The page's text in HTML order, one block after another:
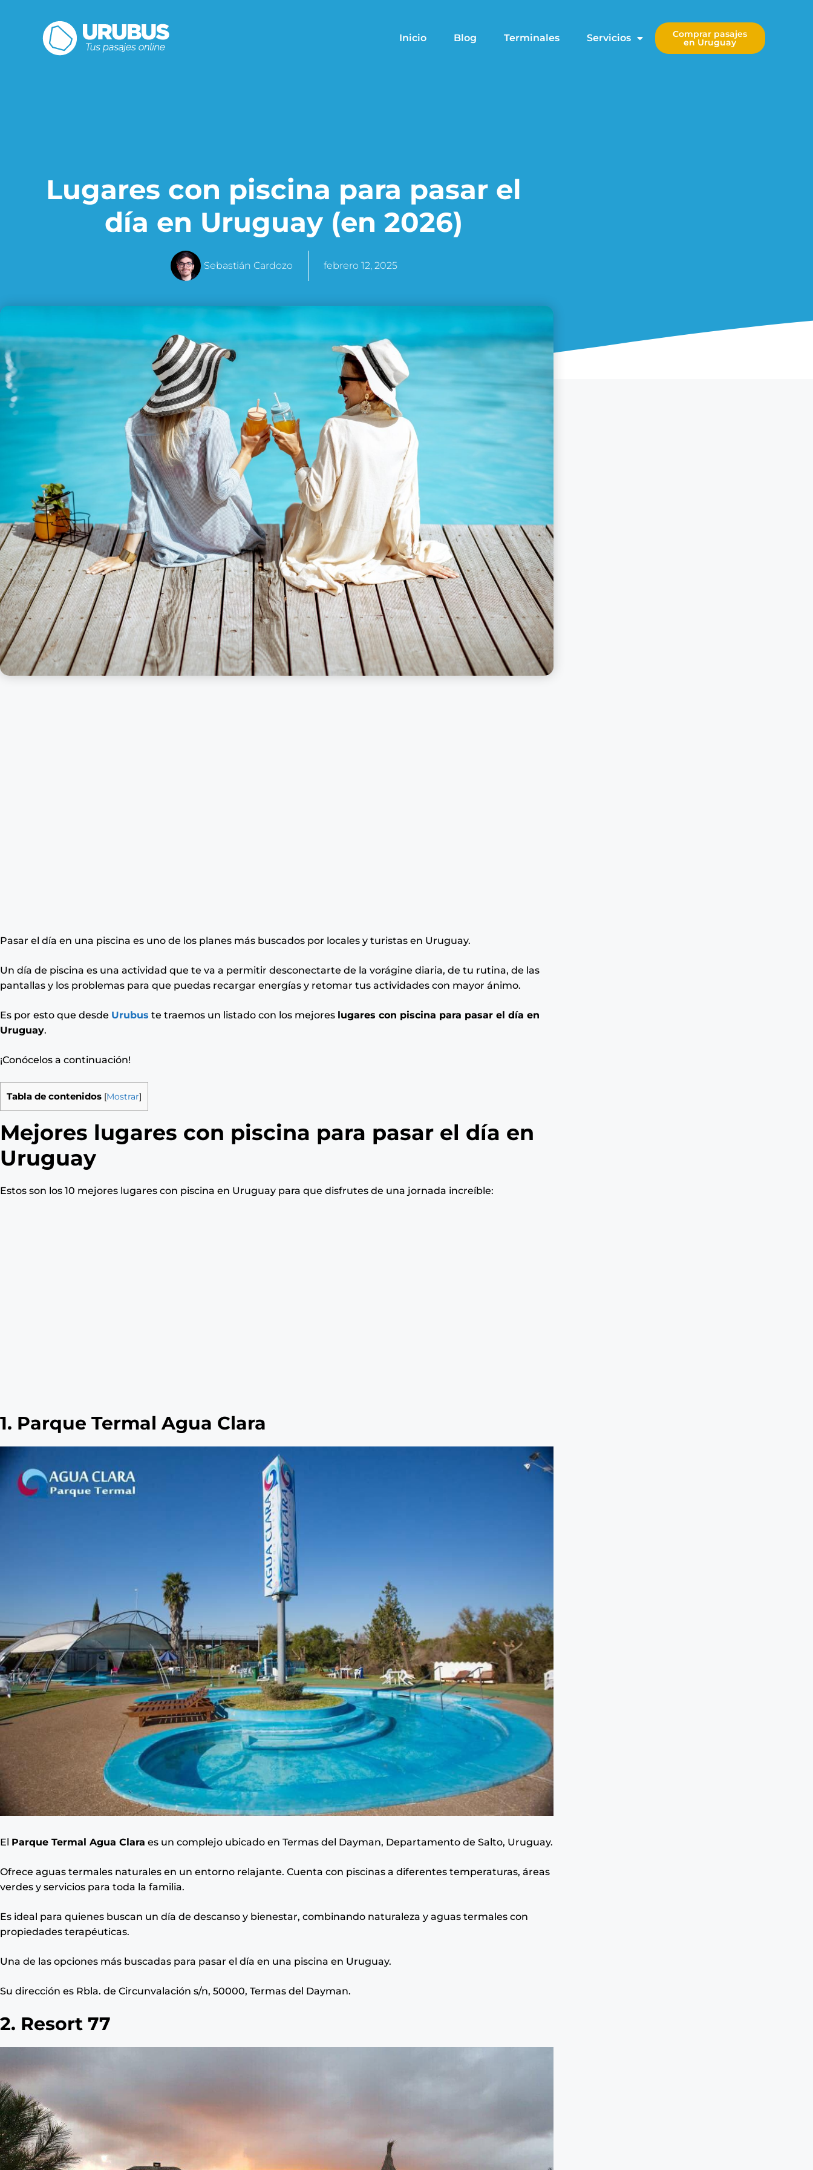
Inicio Blog Terminales Servicios Comprar pasajes
en Uruguay
Lugares con piscina para pasar el
día en Uruguay (en 2026)
Sebastián Cardozo febrero 12, 2025
Pasar el día en una piscina es uno de los planes más buscados por locales y turistas en Uruguay.
Un día de piscina es una actividad que te va a permitir desconectarte de la vorágine diaria, de tu rutina, de las
pantallas y los problemas para que puedas recargar energías y retomar tus actividades con mayor ánimo.
Es por esto que desde Urubus te traemos un listado con los mejores lugares con piscina para pasar el día en
Uruguay.
¡Conócelos a continuación!
Tabla de contenidos [Mostrar]
Mejores lugares con piscina para pasar el día en
Uruguay
Estos son los 10 mejores lugares con piscina en Uruguay para que disfrutes de una jornada increíble:
1. Parque Termal Agua Clara
El Parque Termal Agua Clara es un complejo ubicado en Termas del Dayman, Departamento de Salto, Uruguay.
Ofrece aguas termales naturales en un entorno relajante. Cuenta con piscinas a diferentes temperaturas, áreas
verdes y servicios para toda la familia.
Es ideal para quienes buscan un día de descanso y bienestar, combinando naturaleza y aguas termales con
propiedades terapéuticas.
Una de las opciones más buscadas para pasar el día en una piscina en Uruguay.
Su dirección es Rbla. de Circunvalación s/n, 50000, Termas del Dayman.
2. Resort 77